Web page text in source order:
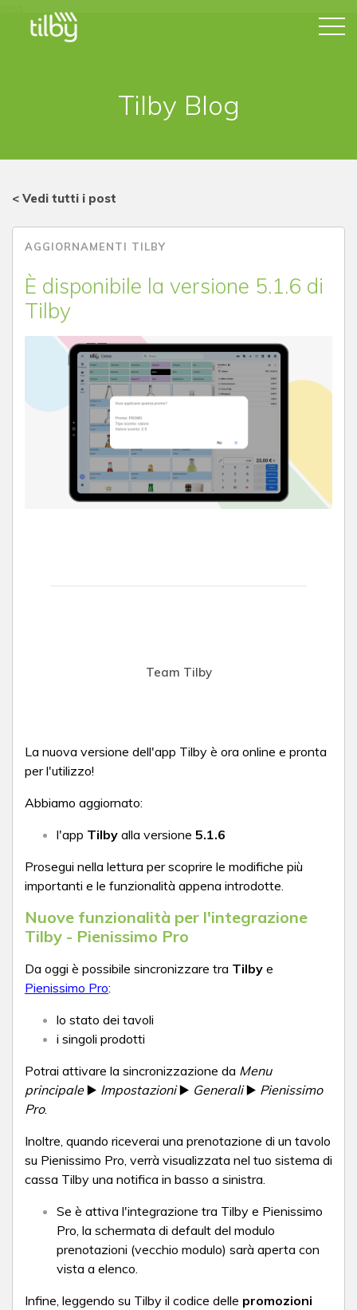
Tilby Blog
< Vedi tutti i post
AGGIORNAMENTI TILBY
È disponibile la versione 5.1.6 di
Tilby
Team Tilby
La nuova versione dell'app Tilby è ora online e pronta
per l'utilizzo!
Abbiamo aggiornato:
l'app Tilby alla versione 5.1.6
Prosegui nella lettura per scoprire le modifiche più
importanti e le funzionalità appena introdotte.
Nuove funzionalità per l'integrazione
Tilby - Pienissimo Pro
Da oggi è possibile sincronizzare tra Tilby e
Pienissimo Pro:
lo stato dei tavoli
i singoli prodotti
Potrai attivare la sincronizzazione da Menu
principale▶️ Impostazioni▶️ Generali▶️ Pienissimo
Pro.
Inoltre, quando riceverai una prenotazione di un tavolo
su Pienissimo Pro, verrà visualizzata nel tuo sistema di
cassa Tilby una notifica in basso a sinistra.
Se è attiva l'integrazione tra Tilby e Pienissimo
Pro, la schermata di default del modulo
prenotazioni (vecchio modulo) sarà aperta con
vista a elenco.
Infine, leggendo su Tilby il codice delle promozioni